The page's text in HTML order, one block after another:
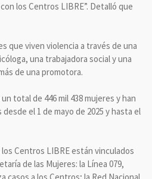
los Centros LIBRE”. Detalló que
que viven violencia a través de una
una trabajadora social y una
de una promotora.
total de 446 mil 438 mujeres y han
el 1 de mayo de 2025 y hasta el
Centros LIBRE están vinculados
de las Mujeres: la Línea 079,